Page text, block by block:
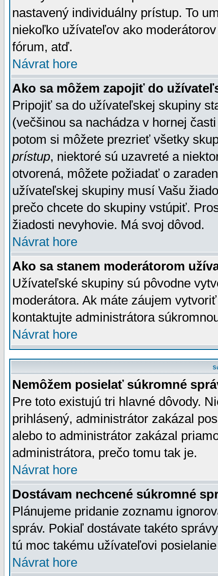
nastavený individuálny prístup. To
niekoľko užívateľov ako
fórum, atď.
Návrat hore
Ako sa môžem zapojiť do
Pripojiť sa do užívateľskej skupiny
(večšinou sa nachádza v hornej
potom si môžete prezrieť všetky
prístup, niektoré sú uzavreté a
otvorená, môžete požiadať o
užívateľskej skupiny musí Vašu
prečo chcete do skupiny vstúpiť.
žiadosti nevyhovie. Má svoj dôvod.
Návrat hore
Ako sa stanem moderátorom
Užívateľské skupiny sú pôvodne
moderátora. Ak máte záujem
kontaktujte administrátora
Návrat hore
Nemôžem posielať súkromné
Pre toto existujú tri hlavné dôvody.
prihlásený, administrátor zakázal
alebo to administrátor zakázal
administrátora, prečo tomu tak je.
Návrat hore
Dostávam nechcené súkromné
Plánujeme pridanie zoznamu
správ. Pokiaľ dostávate takéto
tú moc takému užívateľovi
Návrat hore